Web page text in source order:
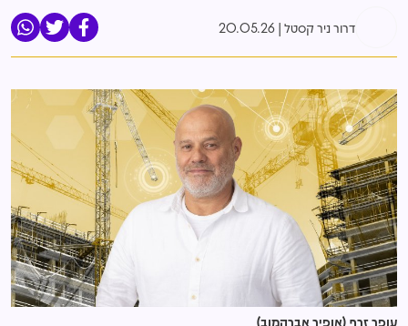
דרור ניר קסטל 20.05.26
עופר זרף (אופיר אברהמוב)